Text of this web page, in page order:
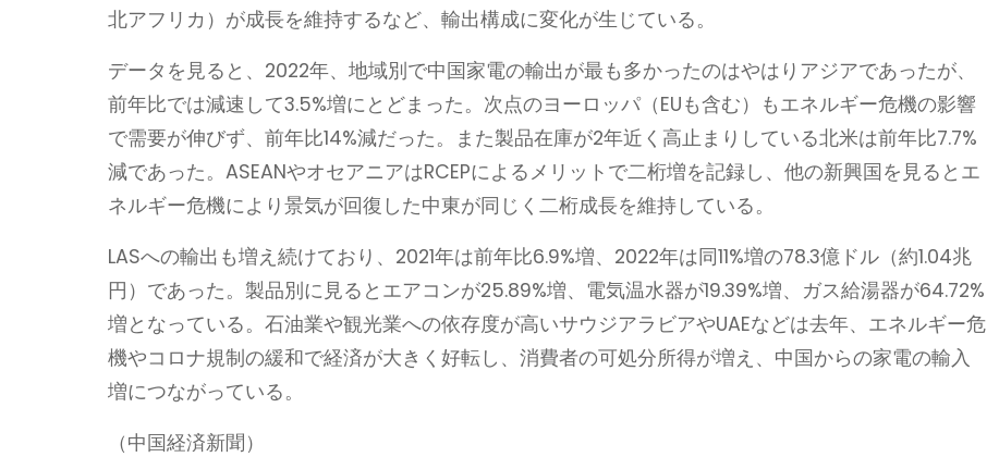
北アフリカ）が成長を維持するなど、輸出構成に変化が生じている。
データを見ると、2022年、地域別で中国家電の輸出が最も多かったのはやはりアジアであったが、
前年比では減速して3.5%増にとどまった。次点のヨーロッパ（EUも含む）もエネルギー危機の影響
で需要が伸びず、前年比14%減だった。また製品在庫が2年近く高止まりしている北米は前年比7.7%
減であった。ASEANやオセアニアはRCEPによるメリットで二桁増を記録し、他の新興国を見るとエ
ネルギー危機により景気が回復した中東が同じく二桁成長を維持している。
LASへの輸出も増え続けており、2021年は前年比6.9%増、2022年は同11%増の78.3億ドル（約1.04兆
円）であった。製品別に見るとエアコンが25.89%増、電気温水器が19.39%増、ガス給湯器が64.72%
増となっている。石油業や観光業への依存度が高いサウジアラビアやUAEなどは去年、エネルギー危
機やコロナ規制の緩和で経済が大きく好転し、消費者の可処分所得が増え、中国からの家電の輸入
増につながっている。
（中国経済新聞）